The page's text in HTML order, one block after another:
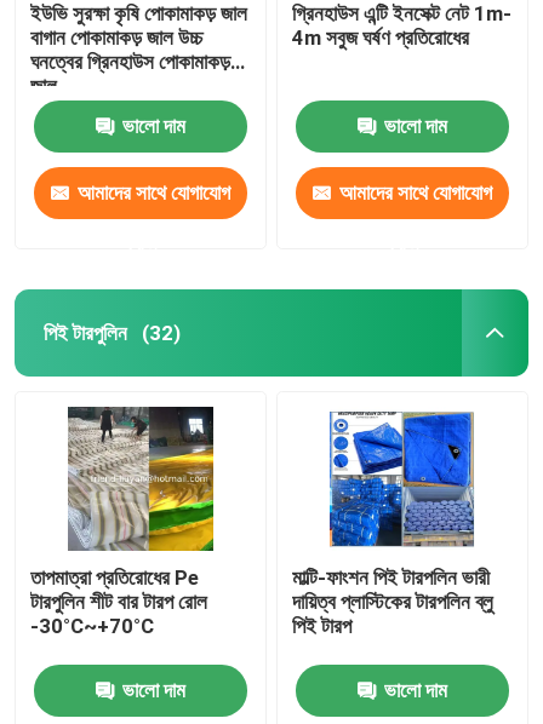
ইউভি সুরক্ষা কৃষি পোকামাকড় জাল
বাগান পোকামাকড় জাল উচ্চ
ঘনত্বের গ্রিনহাউস পোকামাকড়
জাল
ভালো দাম
আমাদের সাথে যোগাযোগ
গ্রিনহাউস এন্টি ইনসেক্ট নেট 1m-
4m সবুজ ঘর্ষণ প্রতিরোধের
ভালো দাম
আমাদের সাথে যোগাযোগ
পিই টারপুলিন (32)
তাপমাত্রা প্রতিরোধের Pe
টারপুলিন শীট বার টারপ রোল
-30°C~+70°C
ভালো দাম
মাল্টি-ফাংশন পিই টারপলিন ভারী
দায়িত্ব প্লাস্টিকের টারপলিন ব্লু
পিই টারপ
ভালো দাম